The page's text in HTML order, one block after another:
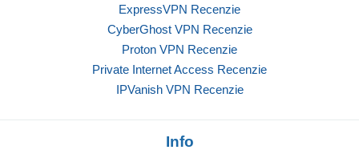
ExpressVPN Recenzie
CyberGhost VPN Recenzie
Proton VPN Recenzie
Private Internet Access Recenzie
IPVanish VPN Recenzie
Info